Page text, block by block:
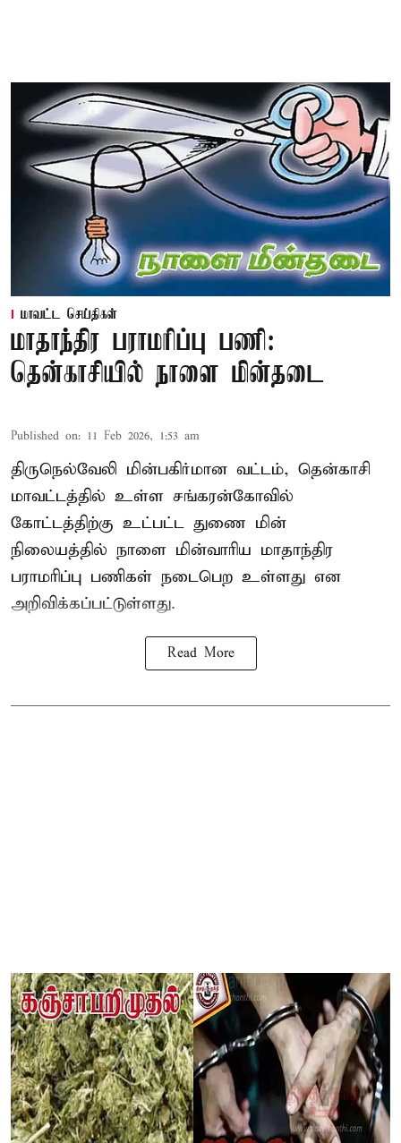
மாவட்ட செய்திகள்
மாதாந்திர பராமரிப்பு பணி:
தென்காசியில் நாளை மின்தடை
Published on: 11 Feb 2026, 1:53 am
திருநெல்வேலி மின்பகிர்மான வட்டம், தென்காசி
மாவட்டத்தில் உள்ள சங்கரன்கோவில்
கோட்டத்திற்கு உட்பட்ட துணை மின்
நிலையத்தில் நாளை மின்வாரிய மாதாந்திர
பராமரிப்பு பணிகள் நடைபெற உள்ளது என
அறிவிக்கப்பட்டுள்ளது.
Read More